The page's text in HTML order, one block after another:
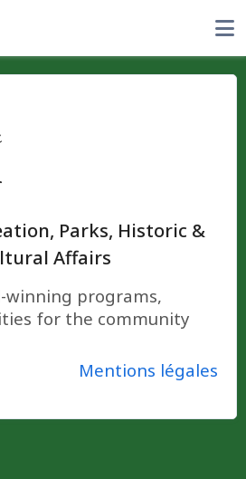
Parks, Historic &
Affairs
winning programs,
for the community
Mentions légales